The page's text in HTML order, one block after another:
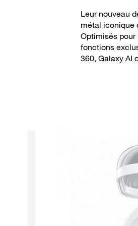
Leur nouveau
métal iconique
Optimisés
fonctions
360, Galaxy AI